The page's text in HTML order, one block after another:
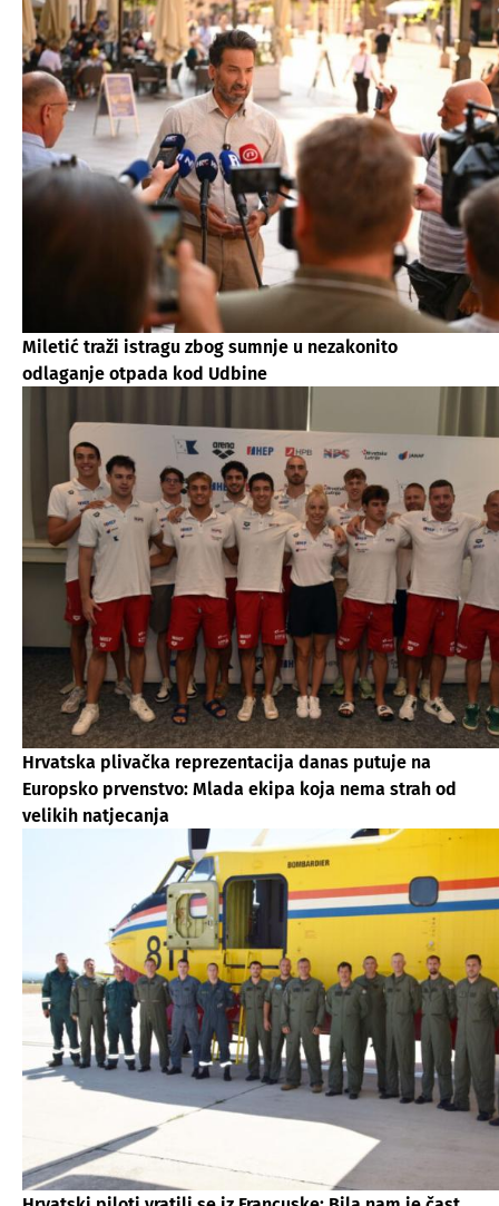
Miletić traži istragu zbog sumnje u nezakonito
odlaganje otpada kod Udbine
Hrvatska plivačka reprezentacija danas putuje na
Europsko prvenstvo: Mlada ekipa koja nema strah od
velikih natjecanja